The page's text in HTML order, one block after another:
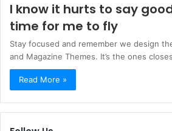
I know it hurts to say
time for me to fly
Stay focused and remember we design
and Magazine Themes. It’s the ones
Read More »